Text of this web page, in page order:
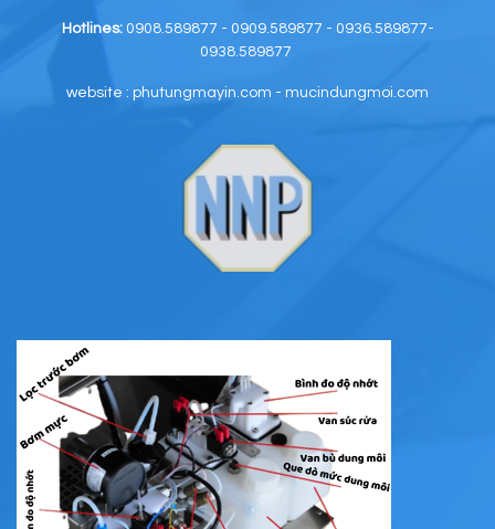
Hotlines:0908.589877 - 0909.589877 - 0936.589877-
0938.589877
website : phutungmayin.com - mucindungmoi.com